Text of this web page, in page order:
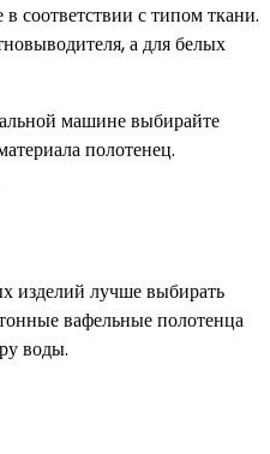
соответствии с типом ткани.
а для белых
машине выбирайте
полотенец.
изделий лучше выбирать
вафельные полотенца
воды.